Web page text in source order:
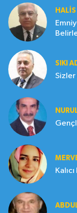
SIKI